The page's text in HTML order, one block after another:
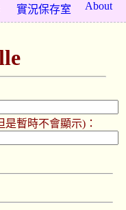
About
實況保存室
暫時不會顯示)：